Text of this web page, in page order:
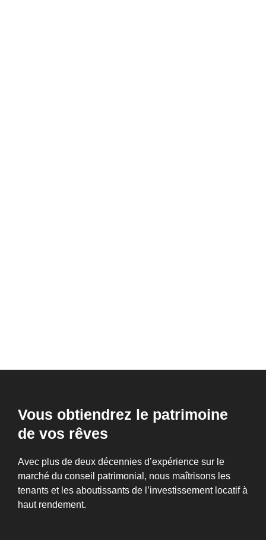
Vous obtiendrez le patrimoine
de vos rêves
Avec plus de deux décennies d’expérience sur le
marché du conseil patrimonial, nous maîtrisons les
tenants et les aboutissants de l’investissement locatif à
haut rendement.